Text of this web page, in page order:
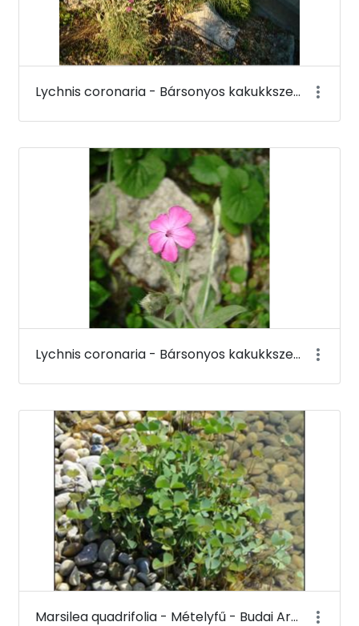
Lychnis coronaria - Bársonyos kakukkszegfű - Budai Arborétum
Lychnis coronaria - Bársonyos kakukkszegfű (virága) - Budai Arborétum
Marsilea quadrifolia - Mételyfű - Budai Arborétum